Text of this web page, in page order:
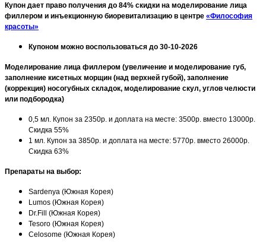
Купон дает право получения до 84% скидки на моделирование лица
филлером и инъекционную биоревитализацию в центре «Философия
красоты»
Купоном можно воспользоваться до 30-10-2026
Моделирование лица филлером (увеличение и моделирование губ,
заполнение кисетных морщин (над верхней губой), заполнение
(коррекция) носогубных складок, моделирование скул, углов челюсти
или подбородка)
0,5 мл. Купон за 2350р. и доплата на месте: 3500р. вместо 13000р.
Скидка 55%
1 мл. Купон за 3850р. и доплата на месте: 5770р. вместо 26000р.
Скидка 63%
Препараты на выбор:
Sardenya (Южная Корея)
Lumos (Южная Корея)
Dr.Fill (Южная Корея)
Tesoro (Южная Корея)
Celosome (Южная Корея)